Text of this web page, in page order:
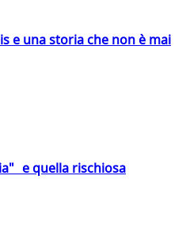
e una storia che non è mai
e quella rischiosa